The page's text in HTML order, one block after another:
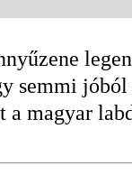
semmi
magyar